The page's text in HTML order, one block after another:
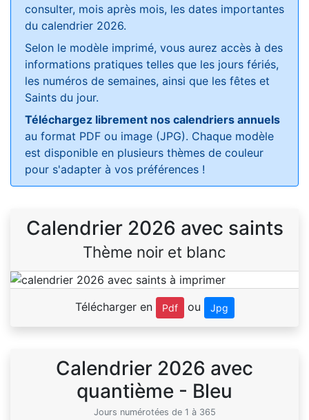
consulter, mois après mois, les dates importantes
du calendrier 2026.
Selon le modèle imprimé, vous aurez accès à des
informations pratiques telles que les jours fériés,
les numéros de semaines, ainsi que les fêtes et
Saints du jour.
Téléchargez librement nos calendriers annuels
au format PDF ou image (JPG). Chaque modèle
est disponible en plusieurs thèmes de couleur
pour s'adapter à vos préférences !
Calendrier 2026 avec saints
Thème noir et blanc
Télécharger en Pdf ou Jpg
Calendrier 2026 avec
quantième - Bleu
Jours numérotées de 1 à 365